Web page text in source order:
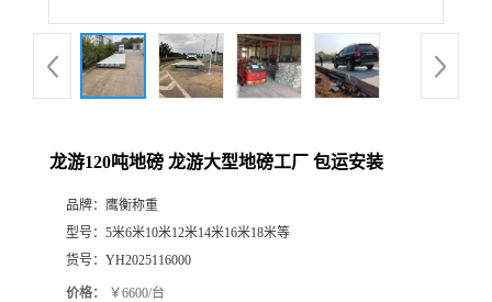
龙游120吨地磅 龙游大型地磅工厂 包运安装
品牌： 鹰衡称重
型号： 5米6米10米12米14米16米18米等
货号： YH2025116000
价格： ￥6600/台